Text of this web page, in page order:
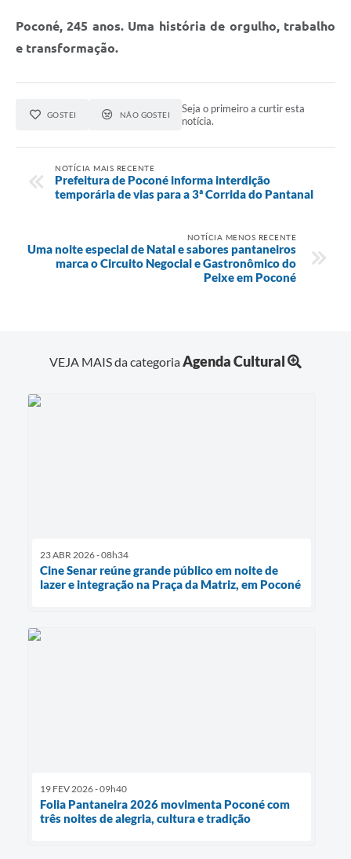
Poconé, 245 anos. Uma história de orgulho, trabalho
e transformação.
GOSTEI NÃO GOSTEI
Seja o primeiro a curtir esta
notícia.
NOTÍCIA MAIS RECENTE
Prefeitura de Poconé informa interdição
temporária de vias para a 3ª Corrida do Pantanal
NOTÍCIA MENOS RECENTE
Uma noite especial de Natal e sabores pantaneiros
marca o Circuito Negocial e Gastronômico do
Peixe em Poconé
VEJA MAIS da categoriaAgenda Cultural
23 ABR 2026 - 08h34
Cine Senar reúne grande público em noite de
lazer e integração na Praça da Matriz, em Poconé
19 FEV 2026 - 09h40
Folia Pantaneira 2026 movimenta Poconé com
três noites de alegria, cultura e tradição